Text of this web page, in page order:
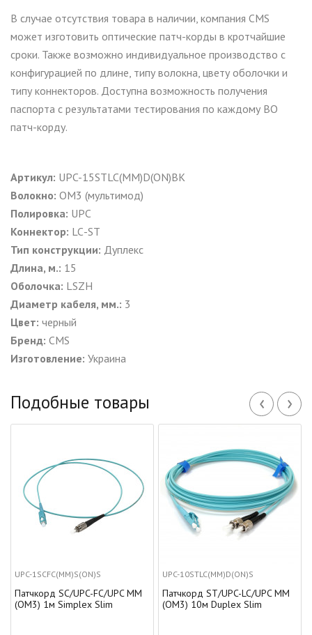
В случае отсутствия товара в наличии, компания CMS
может изготовить оптические патч-корды в кротчайшие
сроки. Также возможно индивидуальное производство с
конфигурацией по длине, типу волокна, цвету оболочки и
типу коннекторов. Доступна возможность получения
паспорта с результатами тестирования по каждому ВО
патч-корду.
Артикул: UPC-15STLC(MM)D(ON)BK
Волокно: ОМ3 (мультимод)
Полировка: UPC
Коннектор: LC-ST
Тип конструкции: Дуплекс
Длина, м.: 15
Оболочка: LSZH
Диаметр кабеля, мм.: 3
Цвет: черный
Бренд: CMS
Изготовление: Украина
Подобные товары ‹ ›
UPC-1SCFC(MM)S(ON)S
Патчкорд SC/UPC-FC/UPC MM
(OM3) 1м Simplex Slim
UPC-10STLC(MM)D(ON)S
Патчкорд ST/UPC-LC/UPC MM
(OM3) 10м Duplex Slim